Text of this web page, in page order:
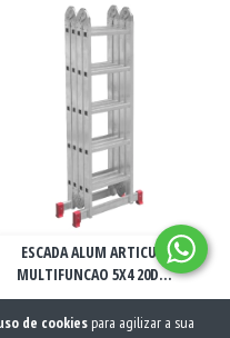
de cookies para agilizar a sua
ESCADA ALUM ARTICUL.
MULTIFUNCAO 5X4 20D...